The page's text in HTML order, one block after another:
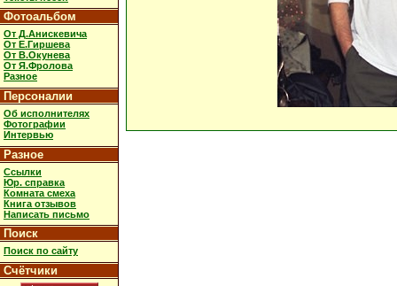
Фотоальбом
От Д.Анискевича
От Е.Гиршева
От В.Окунева
От Я.Фролова
Разное
Персоналии
Об исполнителях
Фотографии
Интервью
Разное
Ссылки
Юр. справка
Комната смеха
Книга отзывов
Написать письмо
Поиск
Поиск по сайту
Счётчики